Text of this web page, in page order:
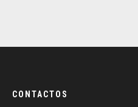
CONTACTOS